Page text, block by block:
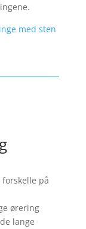
med sten
forskelle på
ørering
lange